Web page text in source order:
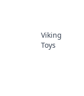
Viking
Toys